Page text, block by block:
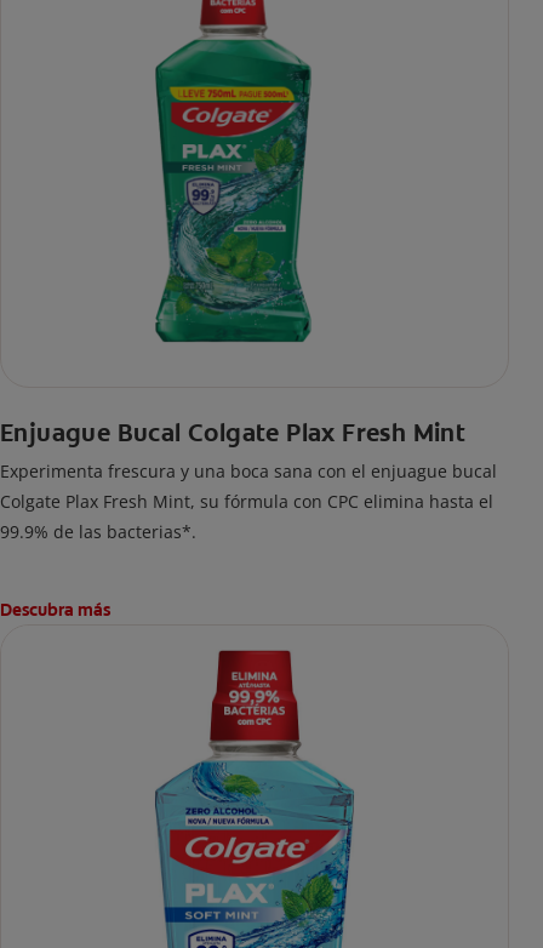
Enjuague Bucal Colgate Plax Fresh Mint
Experimenta frescura y una boca sana con el enjuague bucal
Colgate Plax Fresh Mint, su fórmula con CPC elimina hasta el
99.9% de las bacterias*.
Descubra más